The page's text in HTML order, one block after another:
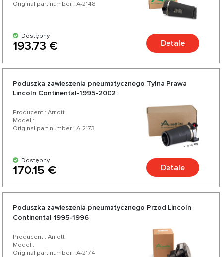
Original part number : A-2148
Dostępny
193.73 € Detale
Poduszka zawieszenia pneumatycznego Tylna Prawa
Lincoln Continental-1995-2002
Producent : Arnott
Model :
Original part number : A-2173
Dostępny
170.15 € Detale
Poduszka zawieszenia pneumatycznego Przod Lincoln
Continental 1995-1996
Producent : Arnott
Model :
Original part number : A-2174